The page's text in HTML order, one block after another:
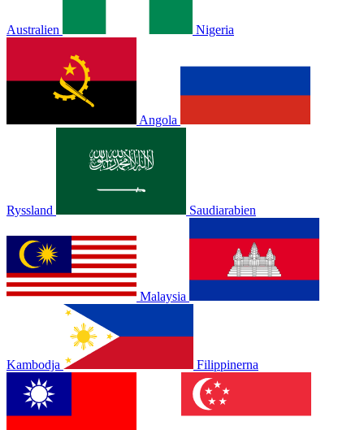
Australien Nigeria
Angola
Ryssland Saudiarabien
Malaysia
Kambodja Filippinerna